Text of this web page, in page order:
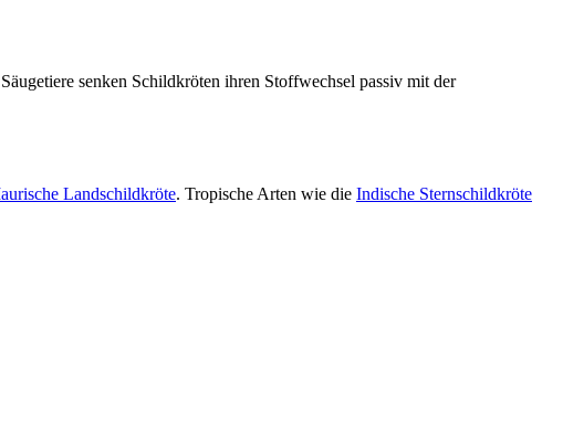
senken Schildkröten ihren Stoffwechsel passiv mit der
Landschildkröte. Tropische Arten wie die Indische Sternschildkröte